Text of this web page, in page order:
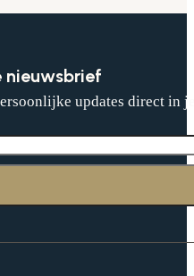
nieuwsbrief
updates direct in